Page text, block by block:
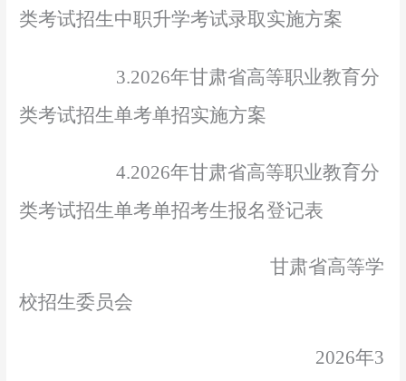
类考试招生中职升学考试录取实施方案
3.2026年甘肃省高等职业教育分
类考试招生单考单招实施方案
4.2026年甘肃省高等职业教育分
类考试招生单考单招考生报名登记表
甘肃省高等学
校招生委员会
2026年3